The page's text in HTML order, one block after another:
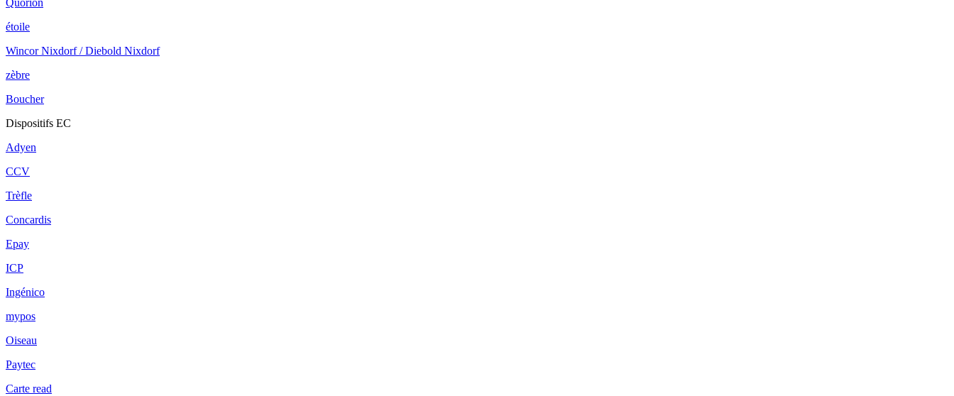
Quorion
étoile
Wincor Nixdorf / Diebold Nixdorf
zèbre
Boucher
Dispositifs EC
Adyen
CCV
Trèfle
Concardis
Epay
ICP
Ingénico
mypos
Oiseau
Paytec
Carte read